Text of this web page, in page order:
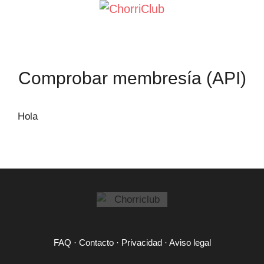
Comprobar membresía (API)
Hola
FAQ · Contacto· Privacidad· Aviso legal